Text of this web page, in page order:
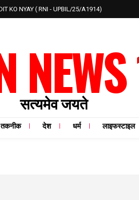
KO NYAY ( RNI - UPBIL/25/A1914)
NEWS
सत्यमेव जयते
तकनीक देश धर्म लाइफस्टाइल